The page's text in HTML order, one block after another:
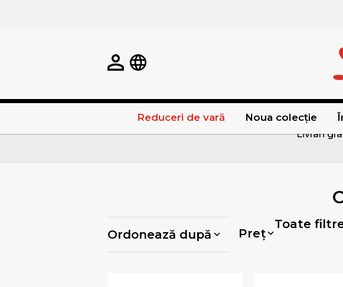
Reduceri de vară Noua colecție
Livrari
Preț
Toate
Ordonează după